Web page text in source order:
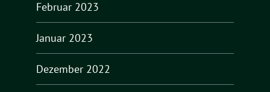
Februar 2023
Januar 2023
Dezember 2022